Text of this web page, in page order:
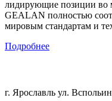
лидирующие позиции во
GEALAN полностью
мировым стандартам и
Подробнее
г. Ярославль ул.